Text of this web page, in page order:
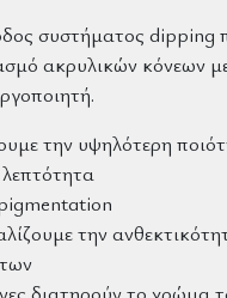
συστήματος dipping
ακρυλικών κόνεων
την υψηλότερη
την
διατηρούν το χρώμα